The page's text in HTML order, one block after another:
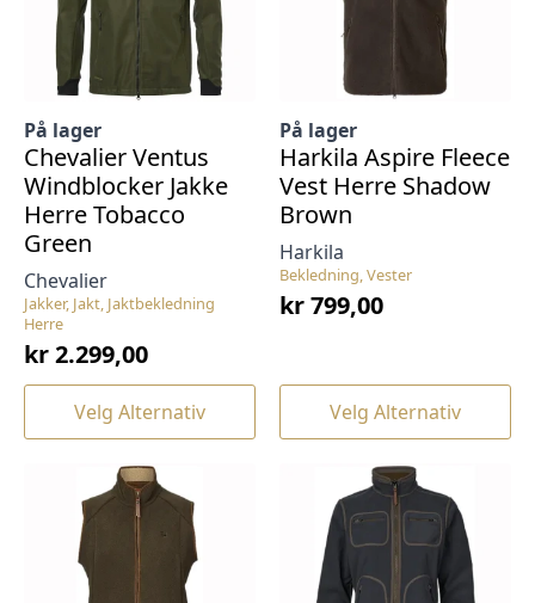
produktsiden
produktsiden
Jakker, Jakt, Jaktbekledning
Herre
Chevalier
På lager
Chevalier Ventus
Windblocker Jakke
Herre Tobacco
Green
kr2.299,00
Velg Alternativ
Dette
produktet
varianter.
Alternativene
Bekledning, Vester
Harkila
På lager
Harkila Aspire Fleece
Vest Herre Shadow
Brown
kr799,00
Velg Alternativ
Dette
produktet
varianter.
Alternativene
velges